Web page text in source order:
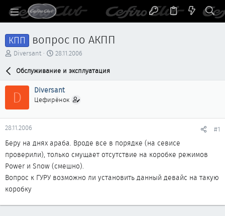
КПП вопрос по АКПП
А
р
м
ы
Diversant
Д
т
н
а
а
28.11.2006
Обслуживание и эксплуатация
D Diversant
Цефирёнок
28.11.2006 #1
Беру на днях араба. Вроде все в порядке (на севисе
проверили), только смущает отсутствие на коробке режимов
Power и Snow (смешно).
Вопрос к ГУРУ возможно ли установить данный девайс на такую
коробку